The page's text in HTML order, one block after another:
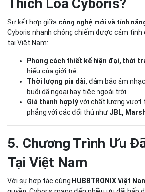
Thích Loa Cyboris?
Sự kết hợp giữa công nghệ mới và tính
Cyboris nhanh chóng chiếm được cảm tình
tại Việt Nam:
Phong cách thiết kế hiện đại, thời
hiếu của giới trẻ.
Thời lượng pin dài, đảm bảo âm
buổi dã ngoại hay tiệc ngoài trời.
Giá thành hợp lývới chất lượng vượt
phẳng với các đối thủ như JBL,
5. Chương Trình Ưu
Tại Việt Nam
Với sự hợp tác cùng HUBBTRONIX Việt